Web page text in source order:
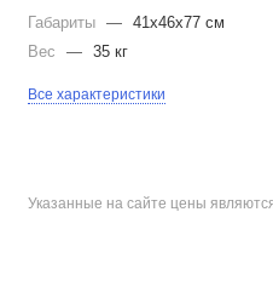
Габариты —
41x46x77 см
Вес
— 35 кг
Все характеристики
Указанные на сайте цены